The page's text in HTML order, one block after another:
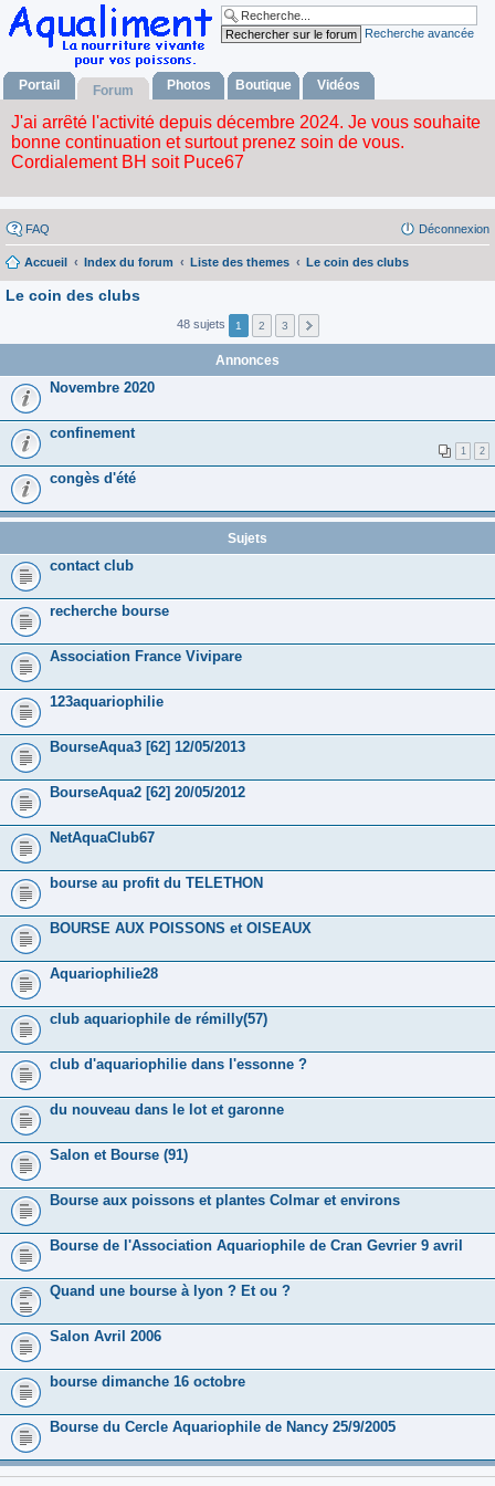
Recherche avancée
Portail Forum Photos Boutique Vidéos
FAQ Déconnexion
Accueil Index du forum Liste des themes Le coin des clubs
Le coin des clubs
48 sujets 1 2 3
Annonces
Novembre 2020
confinement
1 2
congès d'été
Sujets
contact club
recherche bourse
Association France Vivipare
123aquariophilie
BourseAqua3 [62] 12/05/2013
BourseAqua2 [62] 20/05/2012
NetAquaClub67
bourse au profit du TELETHON
BOURSE AUX POISSONS et OISEAUX
Aquariophilie28
club aquariophile de rémilly(57)
club d'aquariophilie dans l'essonne ?
du nouveau dans le lot et garonne
Salon et Bourse (91)
Bourse aux poissons et plantes Colmar et environs
Bourse de l'Association Aquariophile de Cran Gevrier 9 avril
Quand une bourse à lyon ? Et ou ?
Salon Avril 2006
bourse dimanche 16 octobre
Bourse du Cercle Aquariophile de Nancy 25/9/2005